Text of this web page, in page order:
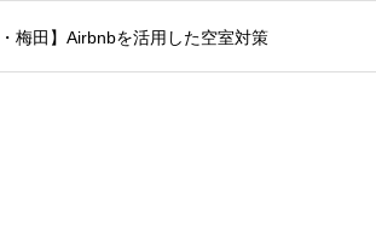
梅田】Airbnbを活用した空室対策